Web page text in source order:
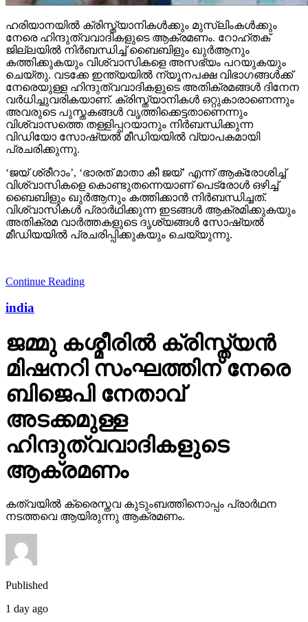
ഹരിയാനയില്‍ ക്രിസ്ത്യാനികള്‍ക്കും മുസ്‌ലിംകള്‍ക്കും
നേരെ ഹിന്ദുത്വവാദികളുടെ ആക്രമണം. റോഹ്തക്
ജില്ലയില്‍ നിര്‍ബന്ധിച്ച് ബൈബിളും ഖുര്‍ആനും
കത്തിക്കുകയും വിശ്വാസികളെ അസഭ്യം പറയുകയും
ചെയ്തു. വടക്കേ ഇന്ത്യയില്‍ ന്യൂനപക്ഷ വിഭാഗങ്ങള്‍ക്ക്
നേരെയുള്ള ഹിന്ദുത്വവാദികളുടെ അതിക്രമങ്ങള്‍ ദിനേന
വര്‍ധിച്ചുവരികയാണ്. ക്രിസ്ത്യാനികള്‍ ഒറ്റുകാരാണെന്നും
അവരുടെ പുസ്തകങ്ങള്‍ വൃത്തിക്കെട്ടതാണെന്നും
വിശ്വാസത്തെ തള്ളിപ്പറയാനും നിര്‍ബന്ധിക്കുന്ന
വിഡിയോ സോഷ്യല്‍ മീഡിയയില്‍ വ്യാപകമായി
പ്രചരിക്കുന്നു.
‘ജയ് ശ്രീറാം’, ‘ഭാരത് മാതാ കീ ജയ്’ എന്ന് ആക്രോശിച്ച്
വിശ്വാസികളെ കൊണ്ടുതന്നെയാണ് പെട്രോള്‍ ഒഴിച്ച്
ബൈബിളും ഖുര്‍ആനും കത്തിക്കാന്‍ നിര്‍ബന്ധിച്ചത്.
വിശ്വാസികള്‍ പ്രാര്‍ഥിക്കുന്ന ഇടങ്ങള്‍ ആക്രമിക്കുകയും
അതിക്രമ വാര്‍ത്തകളുടെ ദൃശ്യങ്ങള്‍ സോഷ്യല്‍
മീഡിയയില്‍ പ്രചരിപ്പിക്കുകയും ചെയ്യുന്നു.
Continue Reading
india
ജമ്മു കശ്മീരില്‍ ക്രിസ്ത്യന്‍
മിഷനറി സംഘത്തിന് നേരെ
ബിജെപി നേതാവ്
അടക്കമുള്ള
ഹിന്ദുത്വവാദികളുടെ
ആക്രമണം
കത്വയില്‍ ക്രൈസ്തവ കുടുംബത്തിനൊപ്പം പ്രാര്‍ഥന
നടത്തവെ ആയിരുന്നു ആക്രമണം.
Published
1 day ago